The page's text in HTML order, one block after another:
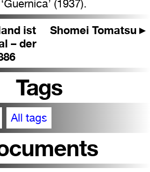
(1937).
ist
– der
►
Shomei Tomatsu
Tags
All tags